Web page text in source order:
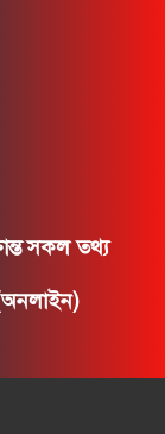
সকল তথ্য